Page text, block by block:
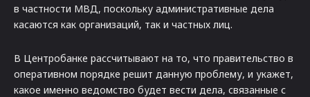
в частности МВД, поскольку административные дела
касаются как организаций, так и частных лиц.
В Центробанке рассчитывают на то, что правительство в
оперативном порядке решит данную проблему, и укажет,
какое именно ведомство будет вести дела, связанные с